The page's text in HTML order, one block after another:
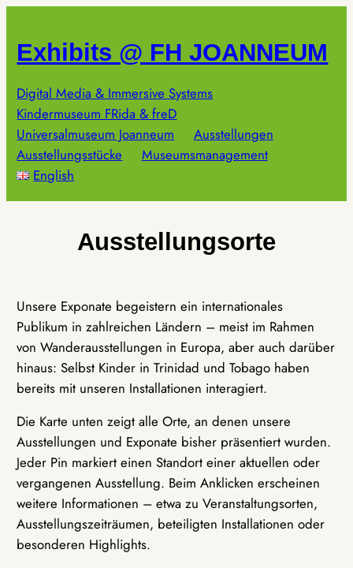
springen
Exhibits @ FH JOANNEUM
Digital Media & Immersive Systems
Kindermuseum FRida & freD
Universalmuseum Joanneum
Ausstellungen
Ausstellungsstücke
Museumsmanagement
English
Ausstellungsorte
Unsere Exponate begeistern ein internationales
Publikum in zahlreichen Ländern – meist im Rahmen
von Wanderausstellungen in Europa, aber auch darüber
hinaus: Selbst Kinder in Trinidad und Tobago haben
bereits mit unseren Installationen interagiert.
Die Karte unten zeigt alle Orte, an denen unsere
Ausstellungen und Exponate bisher präsentiert wurden.
Jeder Pin markiert einen Standort einer aktuellen oder
vergangenen Ausstellung. Beim Anklicken erscheinen
weitere Informationen – etwa zu Veranstaltungsorten,
Ausstellungszeiträumen, beteiligten Installationen oder
besonderen Highlights.